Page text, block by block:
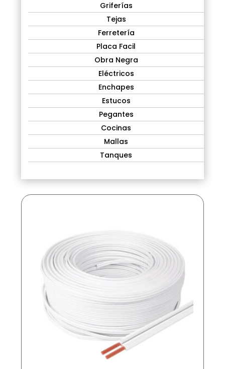
Griferías
Tejas
Ferretería
Placa Facil
Obra Negra
Eléctricos
Enchapes
Estucos
Pegantes
Cocinas
Mallas
Tanques